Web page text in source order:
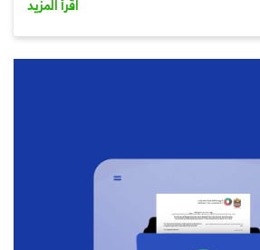
اقرأ المزيد